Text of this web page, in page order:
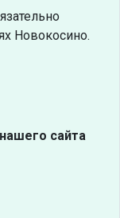
Новокосино.
сайта